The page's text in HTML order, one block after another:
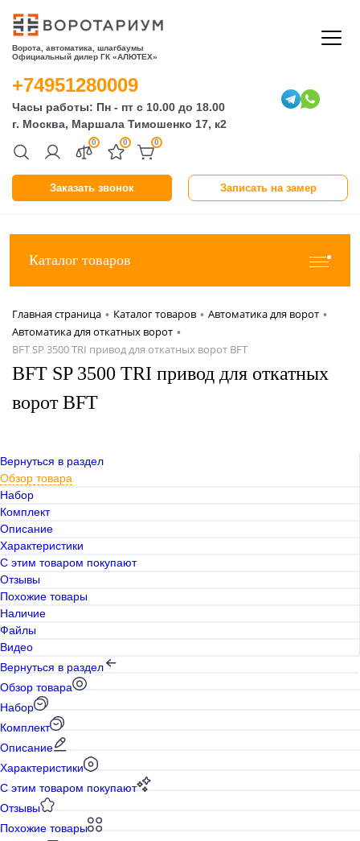
Ворота, автоматика, шлагбаумы
Официальный дилер ГК «АЛЮТЕХ»
Заказать звонок Записать на замер
0 0 0
+74951280009
Часы работы: Пн - пт с 10.00 до 18.00
г. Москва, Маршала Тимошенко 17, к2
Каталог товаров
Главная страница • Каталог товаров • Автоматика для ворот •
Автоматика для откатных ворот •
BFT SP 3500 TRI привод для откатных ворот BFT
BFT SP 3500 TRI привод для откатных
ворот BFT
Вернуться в раздел
Обзор товара
Набор
Комплект
Описание
Характеристики
С этим товаром покупают
Отзывы
Похожие товары
Наличие
Файлы
Видео
Вернуться в раздел
Обзор товара
Набор
Комплект
Описание
Характеристики
С этим товаром покупают
Отзывы
Похожие товары